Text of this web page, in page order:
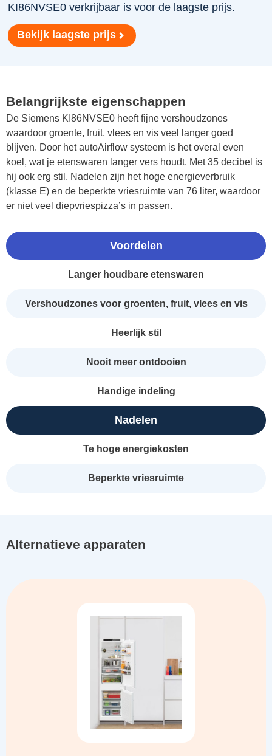
KI86NVSE0 verkrijbaar is voor de laagste prijs.
Bekijk laagste prijs
Belangrijkste eigenschappen
De Siemens KI86NVSE0 heeft fijne vershoudzones
waardoor groente, fruit, vlees en vis veel langer goed
blijven. Door het autoAirflow systeem is het overal even
koel, wat je etenswaren langer vers houdt. Met 35 decibel is
hij ook erg stil. Nadelen zijn het hoge energieverbruik
(klasse E) en de beperkte vriesruimte van 76 liter, waardoor
er niet veel diepvriespizza’s in passen.
Voordelen
Langer houdbare etenswaren
Vershoudzones voor groenten, fruit, vlees en vis
Heerlijk stil
Nooit meer ontdooien
Handige indeling
Nadelen
Te hoge energiekosten
Beperkte vriesruimte
Alternatieve apparaten